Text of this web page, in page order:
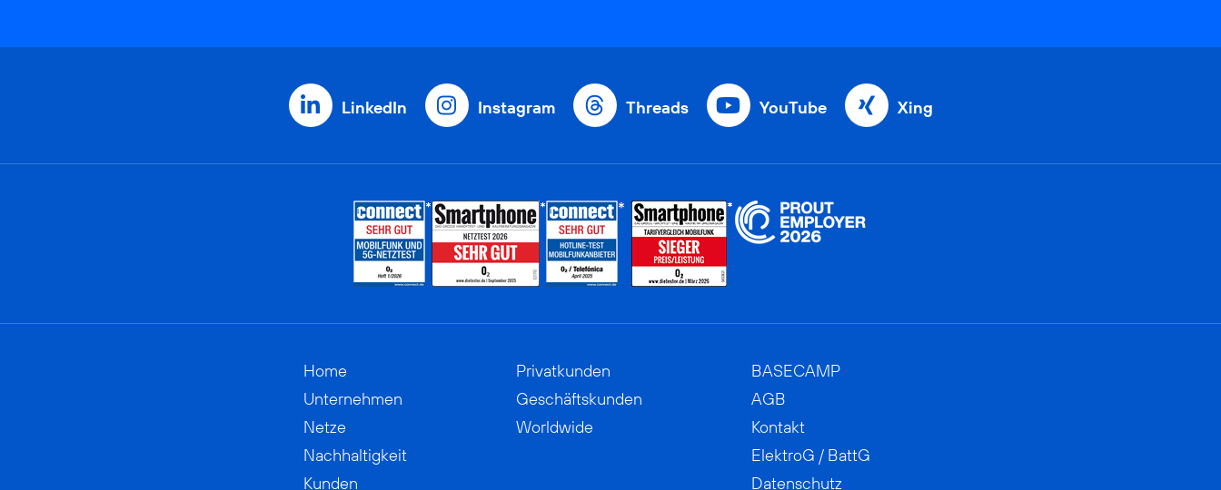
LinkedIn Instagram Threads YouTube Xing
Home
Unternehmen
Netze
Nachhaltigkeit
Kunden
Privatkunden
Geschäftskunden
Worldwide
BASECAMP
AGB
Kontakt
ElektroG / BattG
Datenschutz